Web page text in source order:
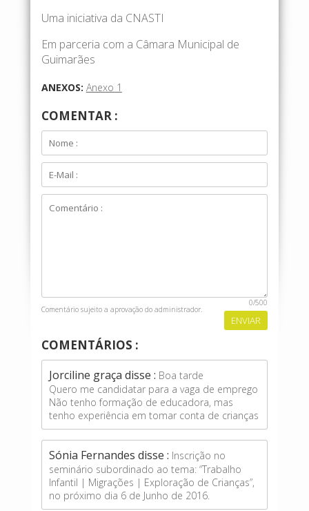
Uma iniciativa da CNASTI
Em parceria com a Câmara Municipal de
Guimarães
ANEXOS: Anexo 1
COMENTAR :
0/500
Comentário sujeito a aprovação do administrador.
COMENTÁRIOS :
Jorciline graça disse : Boa tarde
Quero me candidatar para a vaga de emprego
Não tenho formação de educadora, mas
tenho experiência em tomar conta de crianças
Sónia Fernandes disse : Inscrição no
seminário subordinado ao tema: “Trabalho
Infantil | Migrações | Exploração de Crianças”,
no próximo dia 6 de Junho de 2016.